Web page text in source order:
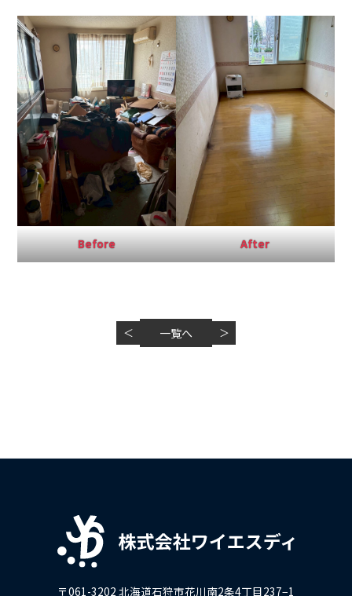
Before After
＜ 一覧へ ＞
〒061-3202 北海道石狩市花川南2条4丁目237−1